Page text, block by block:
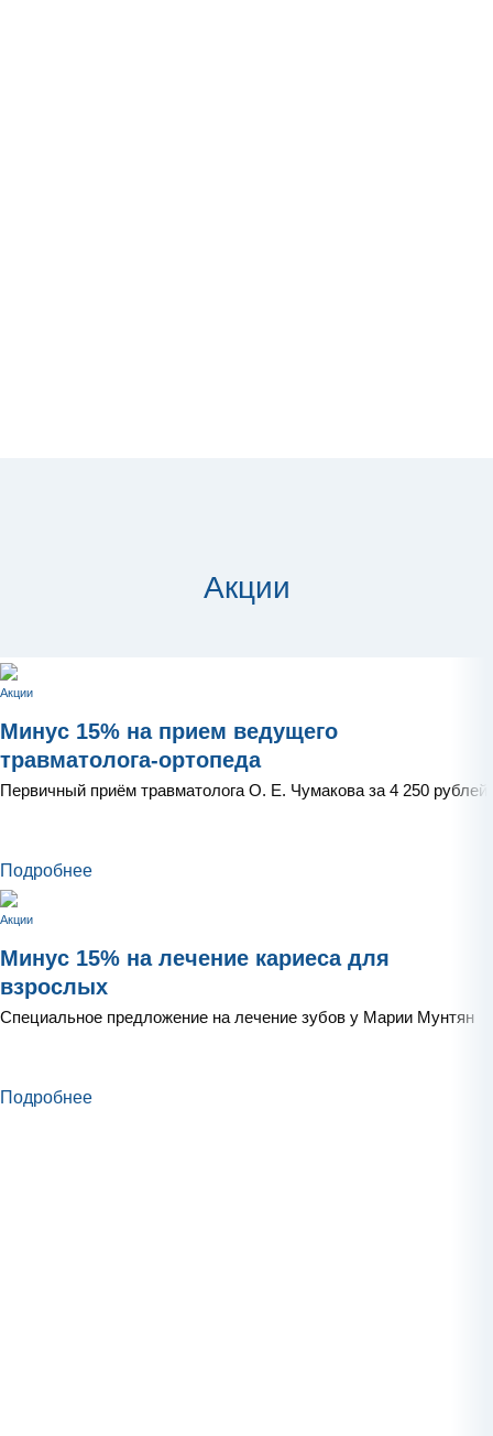
Акции
Акции
Минус 15% на прием ведущего
травматолога-ортопеда
Первичный приём травматолога О. Е. Чумакова за 4 250 рублей
Подробнее
Акции
Минус 15% на лечение кариеса для
взрослых
Специальное предложение на лечение зубов у Марии Мунтян
Подробнее